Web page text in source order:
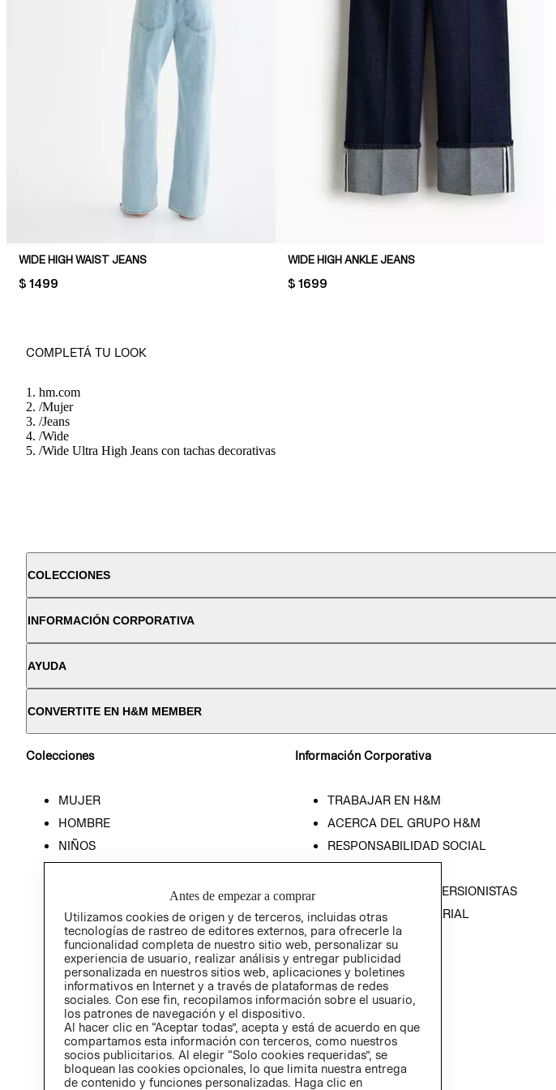
WIDE HIGH WAIST JEANS
PRICE:
$ 1499
WIDE HIGH ANKLE JEANS
PRICE:
$ 1699
COMPLETÁ TU LOOK
hm.com
/Mujer
/Jeans
/Wide
/Wide Ultra High Jeans con tachas decorativas
COLECCIONES
INFORMACIÓN CORPORATIVA
AYUDA
CONVERTITE EN H&M MEMBER
Colecciones
MUJER
HOMBRE
NIÑOS
Información Corporativa
TRABAJAR EN H&M
ACERCA DEL GRUPO H&M
RESPONSABILIDAD SOCIAL
RELACIÓN CON INVERSIONISTAS
POLÍTICA EMPRESARIAL
Antes de empezar a comprar
Utilizamos cookies de origen y de terceros, incluidas otras
tecnologías de rastreo de editores externos, para ofrecerle la
funcionalidad completa de nuestro sitio web, personalizar su
experiencia de usuario, realizar análisis y entregar publicidad
personalizada en nuestros sitios web, aplicaciones y boletines
informativos en Internet y a través de plataformas de redes
sociales. Con ese fin, recopilamos información sobre el usuario,
los patrones de navegación y el dispositivo.
Al hacer clic en “Aceptar todas”, acepta y está de acuerdo en que
compartamos esta información con terceros, como nuestros
socios publicitarios. Al elegir “Solo cookies requeridas”, se
bloquean las cookies opcionales, lo que limita nuestra entrega
de contenido y funciones personalizadas. Haga clic en